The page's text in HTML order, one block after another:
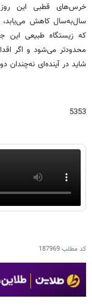
خرس‌های قطبی این
سال‌به‌سال کاهش
که زیستگاه طبیعی این
محدودتر می‌شود و اگر
شاید در آینده‌ای نه‌چندان
5353
کد مطلب187969